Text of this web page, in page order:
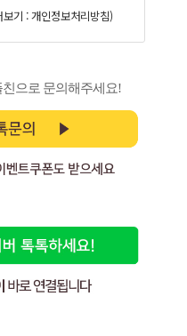
보기 : 개인정보처리방침)
으로 문의해주세요!